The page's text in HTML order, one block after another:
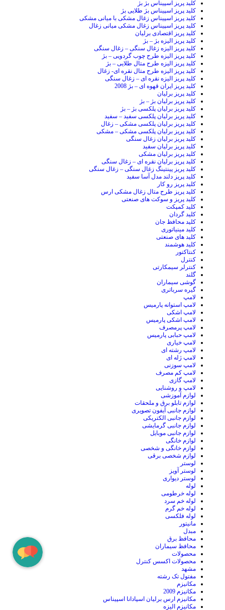
کلید پریز اسپیناس بژ بژ
کلید پریز اسپیناس بژ طلایی بژ
کلید پریز اسپیناس زغال مشکی با میانی مشکی
کلید پریز اسپیناس زغال مشکی میانی زغال
کلید پریز اقتصادی برلیان
کلید پریز الیزه بژ – بژ
کلید پریز الیزه زغال سنگی – زغال سنگی
کلید پریز الیزه طرح چوب گردویی – بژ
کلید پریز الیزه طرح متال طلایی – بژ
کلید پریز الیزه طرح متال نقره ای- زغال
کلید پریز الیزه نقره ای – زغال سنگی
کلید پریز ایران قهوه ای – بژ 2008
کلید پریز برلیان
کلید پریز برلیان بژ – بژ
کلید پریز برلیان پلکسی بژ – بژ
کلید پریز برلیان پلکسی سفید – سفید
کلید پریز برلیان پلکسی مشکی – زغال
کلید پریز برلیان پلکسی مشکی – مشکی
کلید پریز برلیان زغال سنگی
کلید پریز برلیان سفید
کلید پریز برلیان مشکی
کلید پریز برلیان نقره ای – زغال سنگی
کلید پریز پینتینگ زغال سنگی – زغال سنگی
کلید پریز دلند مدل آسا سفید
کلید پریز رو کار
کلید پریز طرح متال زغال مشکی ارس
کلید پریز و سوکت های صنعتی
کلید کمپکت
کلید گردان
کلید محافظ جان
کلید مینیاتوری
کلید های صنعتی
کلید هوشمند
کنتاکتور
کنترل
کنترلر سیمکارتی
گلند
گوشی سیماران
گیره سرباتری
لامپ
لامپ استوانه پارمیس
لامپ اشکی
لامپ اشکی پارمیس
لامپ پرمصرف
لامپ حبابی پارمیس
لامپ خیاری
لامپ رشته ای
لامپ ژله ای
لامپ سوزنی
لامپ کم مصرف
لامپ گازی
لامپ و روشنایی
لوازم آموزشی
لوازم تابلو برق و ملحقات
لوازم جانبی آیفون تصویری
لوازم جانبی الکتریکی
لوازم جانبی گرمایشی
لوازم جانبی موبایل
لوازم خانگی
لوازم خانگی و شخصی
لوازم شخصی برقی
لوستر
لوستر آویز
لوستر دیواری
لوله
لوله خرطومی
لوله خم سرد
لوله خم گرم
لوله فلکسی
مانیتور
مبدل
محافظ برق
محافظ سیماران
محصولات
محصولات اکسس کنترل
مشهد
مفتول تک رشته
مکانیزم
مکانیزم 2009
مکانیزم ارس برلیان اسپادانا اسپیناس
مکانیزم الیزه